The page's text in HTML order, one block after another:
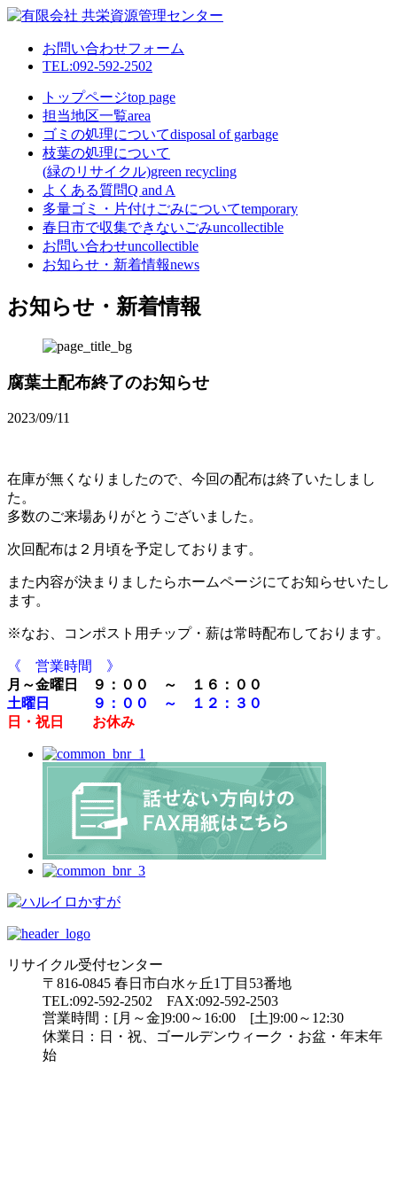
お問い合わせフォーム
TEL:092-592-2502
トップページtop page
担当地区一覧area
ゴミの処理についてdisposal of garbage
枝葉の処理について
(緑のリサイクル)green recycling
よくある質問Q and A
多量ゴミ・片付けごみについてtemporary
春日市で収集できないごみuncollectible
お問い合わせuncollectible
お知らせ・新着情報news
お知らせ・新着情報
腐葉土配布終了のお知らせ
2023/09/11
在庫が無くなりましたので、今回の配布は終了いたしまし
た。
多数のご来場ありがとうございました。
次回配布は２月頃を予定しております。
また内容が決まりましたらホームページにてお知らせいたし
ます。
※なお、コンポスト用チップ・薪は常時配布しております。
《 営業時間 》
月～金曜日 ９：００ ～ １６：００
土曜日 ９：００ ～ １２：３０
日・祝日 お休み
リサイクル受付センター
〒816-0845 春日市白水ヶ丘1丁目53番地
TEL:092-592-2502 FAX:092-592-2503
営業時間：[月～金]9:00～16:00 [土]9:00～12:30
休業日：日・祝、ゴールデンウィーク・お盆・年末年
始